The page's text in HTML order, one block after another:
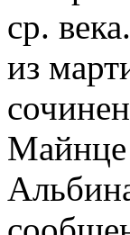
ср.
из
Майнце